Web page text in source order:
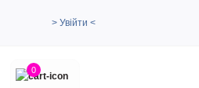
> Увійти <
0